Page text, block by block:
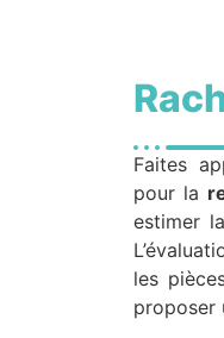
Faites
pour la
estimer
les
proposer